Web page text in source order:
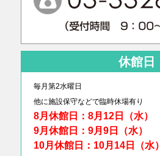
休館日
毎月第2水曜日
他に施設保守などで臨時休場有り
8月休館日：8月12日（水）
9月休館日：9月9日（水）
10月休館日：10月14日（水）